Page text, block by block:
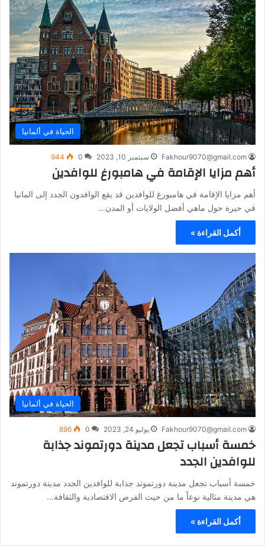
الحياة في ألمانيا
Fakhour9070@gmail.com سبتمبر 10, 2023 0
944
أهم مزايا الإقامة في هامبورغ للوافدين
أهم مزايا الإقامة في هامبورغ للوافدين قد يقع الوافدون الجدد إلى المانيا
في حيرة حول ماهي أفضل الولايات أو المدن…
أكمل القراءة »
الحياة في ألمانيا
Fakhour9070@gmail.com يوليو 24, 2023 0
896
خمسة أسباب تجعل مدينة دورتموند جذابة
للوافدين الجدد
خمسة أسباب تجعل مدينة دورتموند جذابة للوافدين الجدد مدينة دورتموند
هي مدينة مثالية نوعاً ما من حيث الفرص الاقتصادية والثقافة…
أكمل القراءة »